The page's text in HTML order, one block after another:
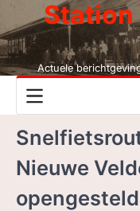
Skip
to
content
Station
Actuele
DUITS LIJNTJE
STATION BOXTEL
Nieuwe
opengesteld